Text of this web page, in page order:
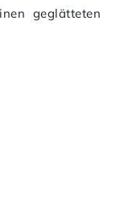
geglätteten